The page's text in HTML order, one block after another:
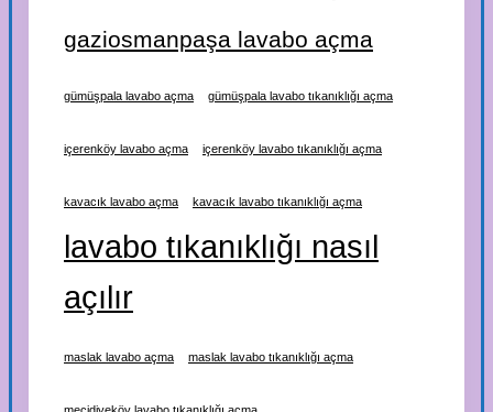
gaziosmanpaşa lavabo açma
gümüşpala lavabo açma gümüşpala lavabo tıkanıklığı açma
içerenköy lavabo açma içerenköy lavabo tıkanıklığı açma
kavacık lavabo açma kavacık lavabo tıkanıklığı açma
lavabo tıkanıklığı nasıl
açılır
maslak lavabo açma maslak lavabo tıkanıklığı açma